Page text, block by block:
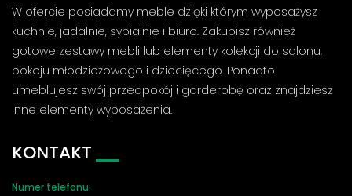
W ofercie posiadamy meble dzięki którym wyposażysz
kuchnie, jadalnie, sypialnie i biuro. Zakupisz również
gotowe zestawy mebli lub elementy kolekcji do salonu,
pokoju młodzieżowego i dziecięcego. Ponadto
umeblujesz swój przedpokój i garderobę oraz znajdziesz
inne elementy wyposażenia.
KONTAKT
Numer telefonu: